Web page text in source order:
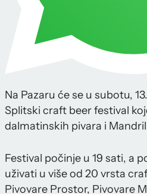
Na Pazaru će se u subotu,
Splitski craft beer festival
dalmatinskih pivara i
Festival počinje u 19 sati, a
uživati u više od 20 vrsta
Pivovare Prostor, Pivovare